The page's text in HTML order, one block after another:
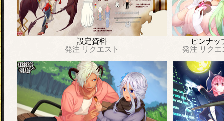
設定資料
発注 リクエスト
ピンナッ
発注 リク